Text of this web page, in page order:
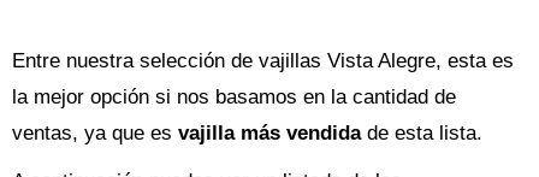
Entre nuestra selección de vajillas Vista Alegre, esta es
la mejor opción si nos basamos en la cantidad de
ventas, ya que es vajilla más vendidade esta lista.